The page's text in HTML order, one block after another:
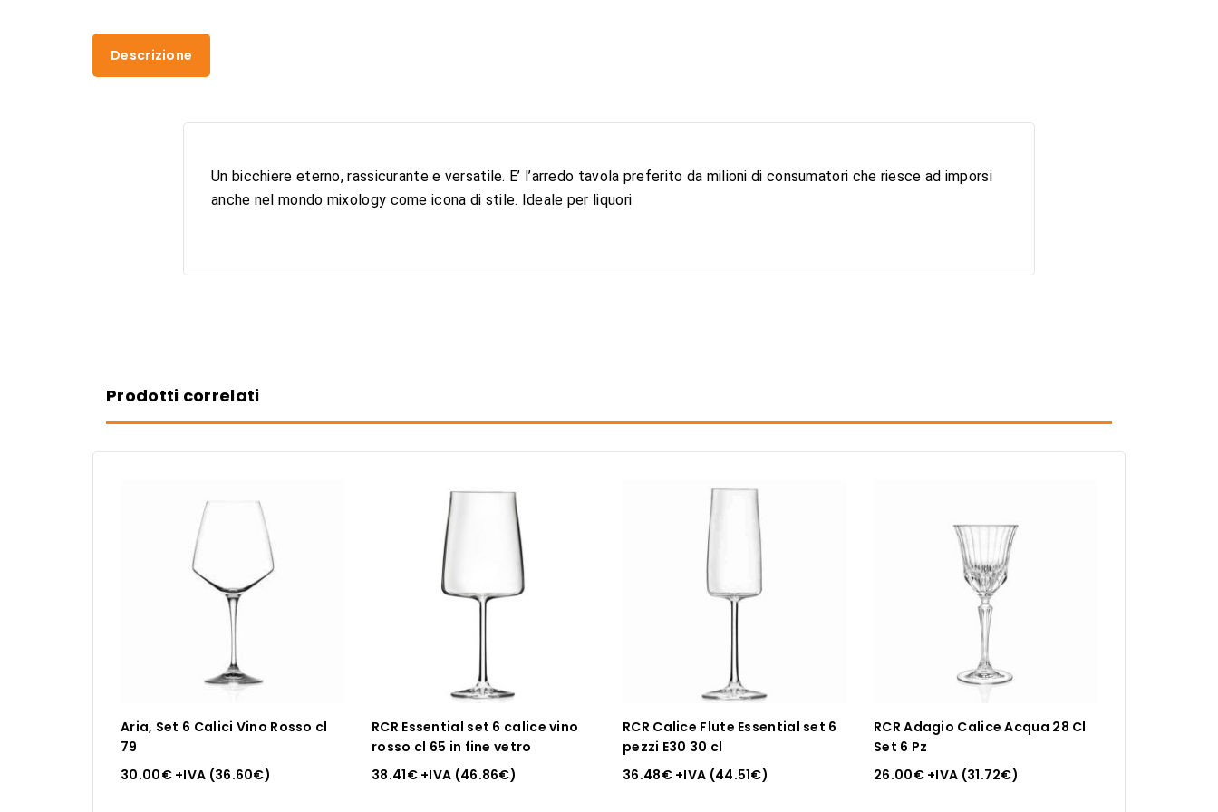
Descrizione
Un bicchiere eterno, rassicurante e versatile. E’ l’arredo tavola preferito da milioni di consumatori che riesce ad imporsi
anche nel mondo mixology come icona di stile. Ideale per liquori
Prodotti correlati
Aria, Set 6 Calici Vino Rosso cl
79
30.00€+IVA (36.60€)
RCR Essential set 6 calice vino
rosso cl 65 in fine vetro
38.41€+IVA (46.86€)
RCR Calice Flute Essential set 6
pezzi E30 30 cl
36.48€+IVA (44.51€)
RCR Adagio Calice Acqua 28 Cl
Set 6 Pz
26.00€+IVA (31.72€)